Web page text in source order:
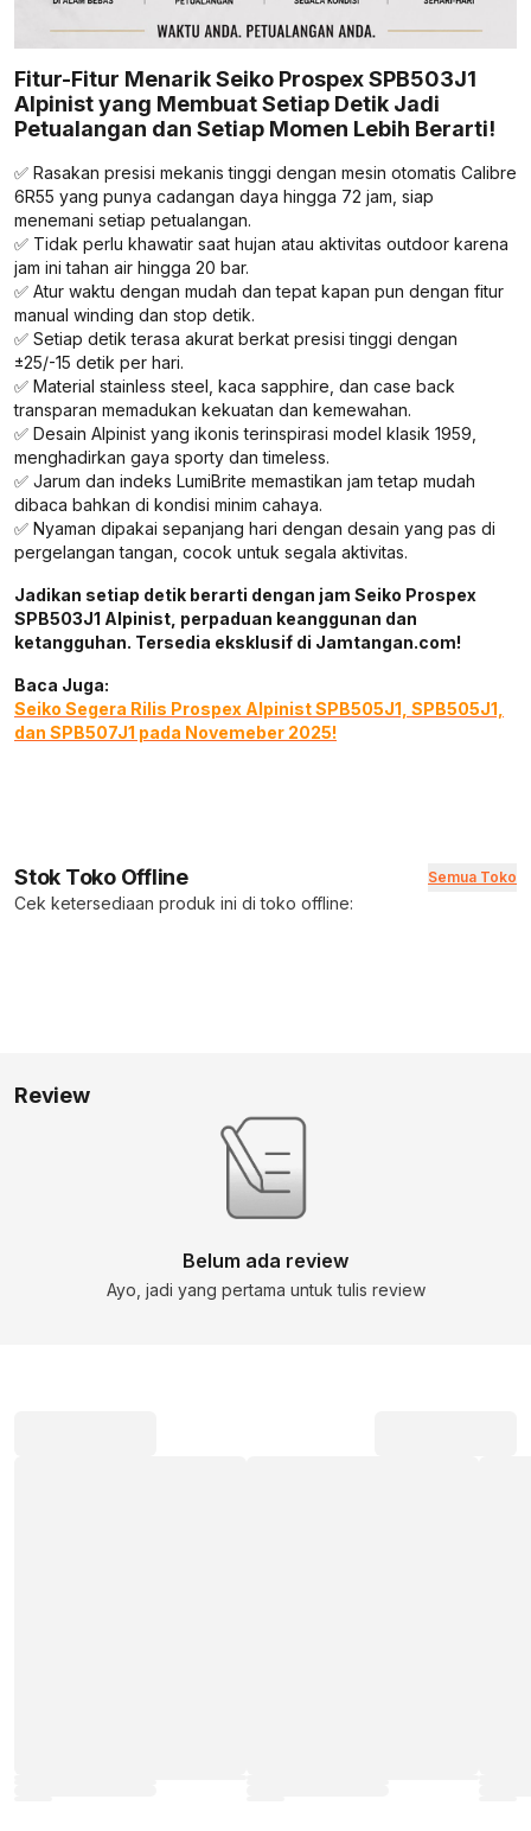
Fitur-Fitur Menarik Seiko Prospex SPB503J1
Alpinist yang Membuat Setiap Detik Jadi
Petualangan dan Setiap Momen Lebih Berarti!
✅ Rasakan presisi mekanis tinggi dengan mesin otomatis Calibre
6R55 yang punya cadangan daya hingga 72 jam, siap
menemani setiap petualangan.
✅ Tidak perlu khawatir saat hujan atau aktivitas outdoor karena
jam ini tahan air hingga 20 bar.
✅ Atur waktu dengan mudah dan tepat kapan pun dengan fitur
manual winding dan stop detik.
✅ Setiap detik terasa akurat berkat presisi tinggi dengan
±25/-15 detik per hari.
✅ Material stainless steel, kaca sapphire, dan case back
transparan memadukan kekuatan dan kemewahan.
✅ Desain Alpinist yang ikonis terinspirasi model klasik 1959,
menghadirkan gaya sporty dan timeless.
✅ Jarum dan indeks LumiBrite memastikan jam tetap mudah
dibaca bahkan di kondisi minim cahaya.
✅ Nyaman dipakai sepanjang hari dengan desain yang pas di
pergelangan tangan, cocok untuk segala aktivitas.
Jadikan setiap detik berarti dengan jam Seiko Prospex
SPB503J1 Alpinist, perpaduan keanggunan dan
ketangguhan. Tersedia eksklusif di Jamtangan.com!
Baca Juga:
Seiko Segera Rilis Prospex Alpinist SPB505J1, SPB505J1,
dan SPB507J1 pada Novemeber 2025!
Stok Toko Offline Semua Toko
Cek ketersediaan produk ini di toko offline:
Review
Belum ada review
Ayo, jadi yang pertama untuk tulis review